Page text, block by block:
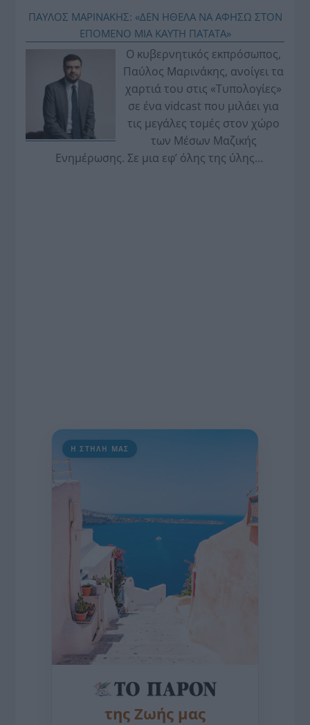
ΠΑΥΛΟΣ ΜΑΡΙΝΑΚΗΣ: «ΔΕΝ ΗΘΕΛΑ ΝΑ ΑΦΗΣΩ ΣΤΟΝ
ΕΠΟΜΕΝΟ ΜΙΑ ΚΑΥΤΗ ΠΑΤΑΤΑ»
Ο κυβερνητικός εκπρόσωπος,
Παύλος Μαρινάκης, ανοίγει τα
χαρτιά του στις «Τυπολογίες»
σε ένα vidcast που μιλάει για
τις μεγάλες τομές στον χώρο
των Μέσων Μαζικής
Ενημέρωσης. Σε μια εφ’ όλης της ύλης
Η ΣΤΗΛΗ ΜΑΣ
της Ζωής μας